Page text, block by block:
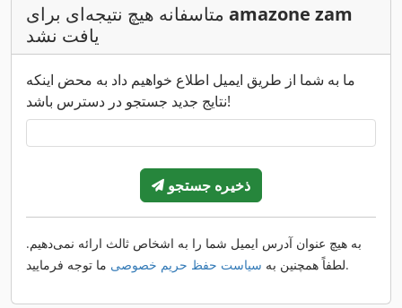
amazone zam
یافت نشد
ما به شما از طریق ایمیل اطلاع خواهیم داد به محض اینکه
نتایج جدید جستجو در دسترس باشد!
ذخیره جستجو
به هیچ عنوان آدرس ایمیل شما را به اشخاص ثالث ارائه نمی‌دهیم.
لطفاً همچنین به سیاست حفظ حریم خصوصی ما توجه فرمایید.